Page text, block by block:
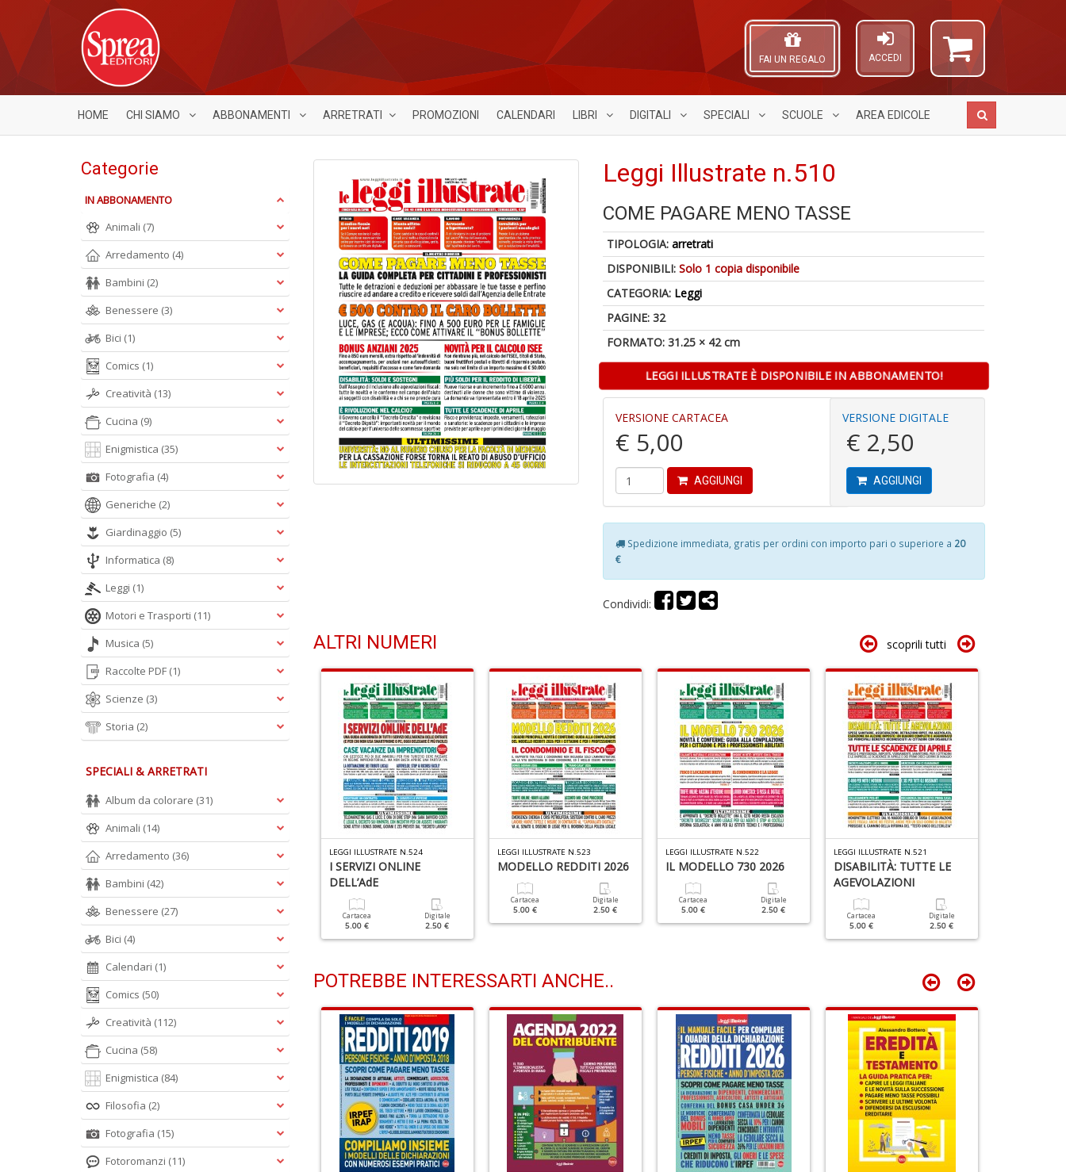
ACCEDI
FAI UN REGALO
HOME CHI SIAMO ABBONAMENTI ARRETRATI PROMOZIONI CALENDARI LIBRI DIGITALI SPECIALI SCUOLE AREA EDICOLE
Leggi Illustrate n.510
COME PAGARE MENO TASSE
TIPOLOGIA:arretrati
DISPONIBILI:Solo 1 copia disponibile
CATEGORIA: Leggi
PAGINE: 32
FORMATO: 31.25 × 42 cm
LEGGI ILLUSTRATE È DISPONIBILE IN ABBONAMENTO!
VERSIONE CARTACEA
€ 5,00
AGGIUNGI
VERSIONE DIGITALE
€ 2,50
AGGIUNGI
Spedizione immediata, gratis per ordini con importo pari o superiore a 20
€
Condividi:
ALTRI NUMERI scoprili tutti
Digitale
2.50 €
LEGGI ILLUSTRATE N.509
Iva: Modello Base 2025
Cartacea
5.00 €
Digitale
2.50 €
LEGGI ILLUSTRATE N.524
I SERVIZI ONLINE
DELL’AdE
Cartacea
5.00 €
Digitale
2.50 €
LEGGI ILLUSTRATE N.523
MODELLO REDDITI 2026
Cartacea
5.00 €
Digitale
2.50 €
LEGGI ILLUSTRATE N.522
IL MODELLO 730 2026
Cartacea
5.00 €
Digitale
2.50 €
LEGGI ILLUSTRATE N.521
DISABILITÀ: TUTTE LE
AGEVOLAZIONI
Cartacea
5.00 €
Digitale
2.50 €
POTREBBE INTERESSARTI ANCHE..
Categorie
IN ABBONAMENTO
Animali (7)
Arredamento (4)
Bambini (2)
Benessere (3)
Bici (1)
Comics (1)
Creatività (13)
Cucina (9)
Enigmistica (35)
Fotografia (4)
Generiche (2)
Giardinaggio (5)
Informatica (8)
Leggi (1)
Motori e Trasporti (11)
Musica (5)
Raccolte PDF (1)
Scienze (3)
Storia (2)
SPECIALI & ARRETRATI
Album da colorare (31)
Animali (14)
Arredamento (36)
Bambini (42)
Benessere (27)
Bici (4)
Calendari (1)
Comics (50)
Creatività (112)
Cucina (58)
Enigmistica (84)
Filosofia (2)
Fotografia (15)
Fotoromanzi (11)